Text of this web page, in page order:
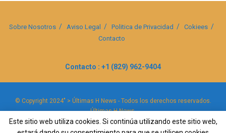
Sobre Nosotros Aviso Legal Politica de Privacidad
Cokiees
Contacto
Contacto : +1 (829) 962-9404
© Copyright 2024" > Últimas H News - Todos los derechos reservados.
Últimas H News.
Este sitio web utiliza cookies. Si continúa utilizando este sitio web,